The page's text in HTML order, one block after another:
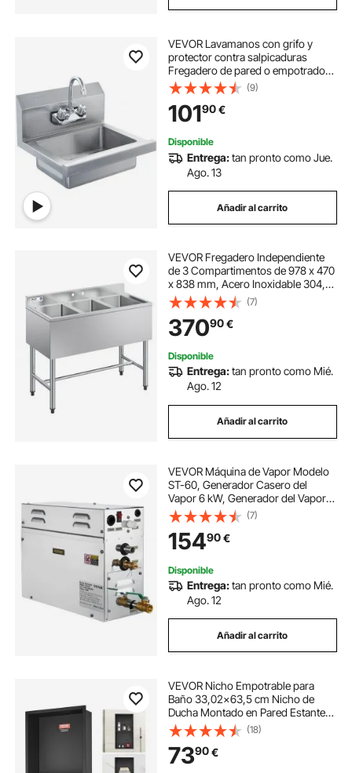
VEVOR Lavamanos con grifo y
protector contra salpicaduras
Fregadero de pared o empotrado
432x381x330mm Fregadero de
acero inoxidable sin fugas Lavabo
empotrado para restaurante Baño
Inodoro Cocina Bar
(9)
10190€
Disponible
Entrega:tan pronto como Jue.
Ago. 13
Añadir al carrito
VEVOR Fregadero Independiente
de 3 Compartimentos de 978 x 470
x 838 mm, Acero Inoxidable 304,
Lavabo móvil con Protector
Antisalpicaduras, Alta resistencia
para Restaurante Cocina Exteriores
Hogares
(7)
37090€
Disponible
Entrega:tan pronto como Mié.
Ago. 12
Añadir al carrito
VEVOR Máquina de Vapor Modelo
ST-60, Generador Casero del
Vapor 6 kW, Generador del Vapor
220 V - 240 V, 50 Hz / 60 Hz,
Vaporizador de Baño Temperatura
35 - 55 °C Generador de Vapor de
Baño para Spa
(7)
15490€
Disponible
Entrega:tan pronto como Mié.
Ago. 12
Añadir al carrito
VEVOR Nicho Empotrable para
Baño 33,02x63,5 cm Nicho de
Ducha Montado en Pared Estante
Doble Acero Inoxidable 304 Sellado
Impermeable Fácil de Limpiar para
Ducha Almacenamiento de Jabón
Baño, Negro
(18)
7390€